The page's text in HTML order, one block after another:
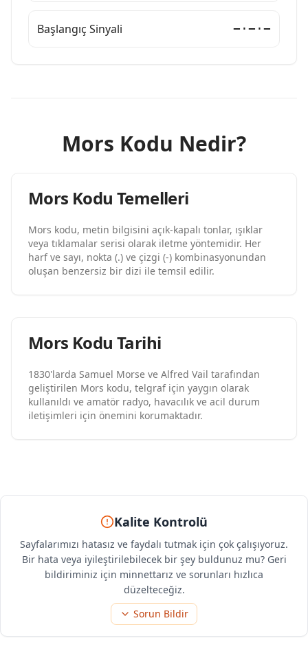
Başlangıç Sinyali −·−·−
Mors Kodu Nedir?
Mors Kodu Temelleri
Mors kodu, metin bilgisini açık-kapalı tonlar, ışıklar
veya tıklamalar serisi olarak iletme yöntemidir. Her
harf ve sayı, nokta (.) ve çizgi (-) kombinasyonundan
oluşan benzersiz bir dizi ile temsil edilir.
Mors Kodu Tarihi
1830'larda Samuel Morse ve Alfred Vail tarafından
geliştirilen Mors kodu, telgraf için yaygın olarak
kullanıldı ve amatör radyo, havacılık ve acil durum
iletişimleri için önemini korumaktadır.
Kalite Kontrolü
Sayfalarımızı hatasız ve faydalı tutmak için çok çalışıyoruz.
Bir hata veya iyileştirilebilecek bir şey buldunuz mu? Geri
bildiriminiz için minnettarız ve sorunları hızlıca
düzelteceğiz.
Sorun Bildir